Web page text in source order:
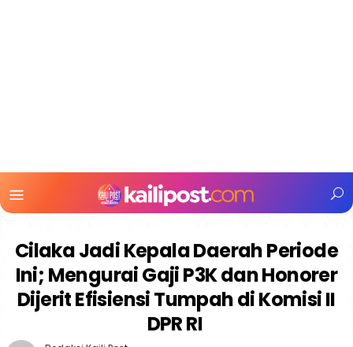
Mobile
Cilaka Jadi Kepala Daerah Periode
Ini; Mengurai Gaji P3K dan Honorer
Dijerit Efisiensi Tumpah di Komisi II
DPR RI